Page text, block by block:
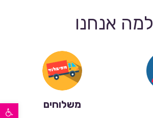
פתח סרגל נגישות
למה אנחנו
משלוחים